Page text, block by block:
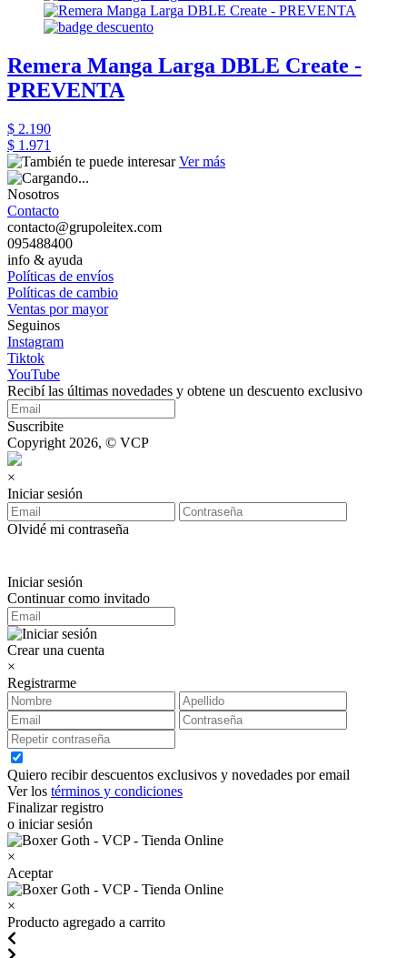
Remera Manga Larga DBLE Create -
PREVENTA
$ 2.190
$ 1.971
Ver más
Nosotros
Contacto
contacto@grupoleitex.com
095488400
info & ayuda
Políticas de envíos
Políticas de cambio
Ventas por mayor
Seguinos
Instagram
Tiktok
YouTube
Recibí las últimas novedades y obtene un descuento exclusivo
Suscribite
Copyright 2026, © VCP
×
Iniciar sesión
Olvidé mi contraseña
Iniciar sesión
Continuar como invitado
Crear una cuenta
×
Registrarme
Quiero recibir descuentos exclusivos y novedades por email
Ver los términos y condiciones
Finalizar registro
o iniciar sesión
×
Aceptar
×
Producto agregado a carrito